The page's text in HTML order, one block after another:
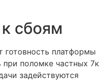
сбоям
готовность платформы
поломке частных 7к
задействуются